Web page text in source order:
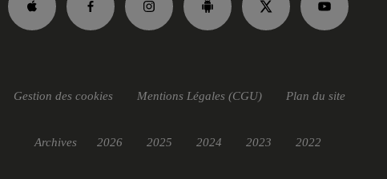
Gestion des cookies Mentions Légales (CGU) Plan du site
Archives 2026 2025 2024 2023 2022